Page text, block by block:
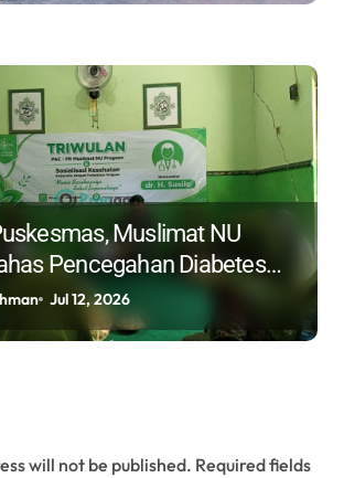
Muslimat NU
Pencegahan Diabetes
Jul 12, 2026
will not be published. Required fields